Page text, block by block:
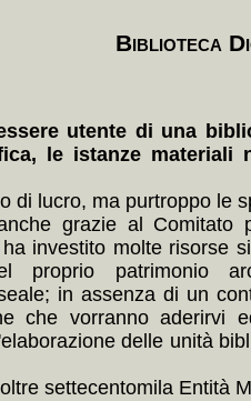
Biblioteca
utente di una
le istanze
di lucro, ma purtroppo le
grazie al Comitato
investito molte risorse
proprio patrimonio
in assenza di un
che vorranno aderirvi
delle unità
settecentomila Entità